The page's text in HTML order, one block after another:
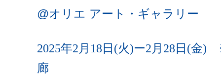
@オリエ アート・ギャラリー
2025年2月18日(火)ー2月28日(金
廊